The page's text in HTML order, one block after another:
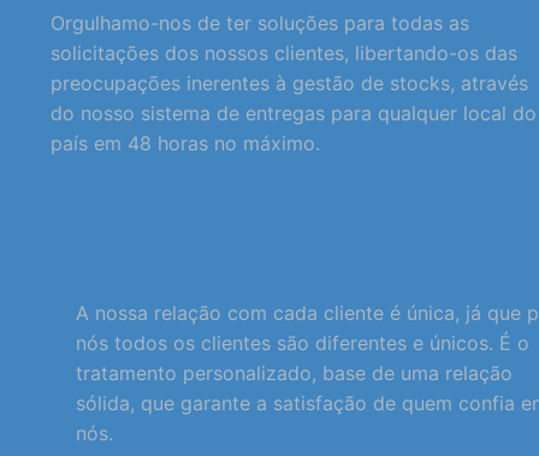
Orgulhamo-nos de ter soluções para todas as
solicitações dos nossos clientes, libertando-os das
preocupações inerentes à gestão de stocks, através
do nosso sistema de entregas para qualquer local do
país em 48 horas no máximo.
A nossa relação com cada cliente é única, já que
nós todos os clientes são diferentes e únicos. É o
tratamento personalizado, base de uma relação
sólida, que garante a satisfação de quem confia
nós.